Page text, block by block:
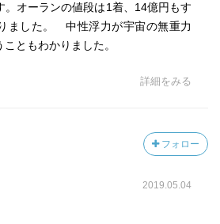
。オーランの値段は1着、14億円もす
ました。 中性浮力が宇宙の無重力
ともわかりました。
詳細をみる
フォロー
2019.05.04